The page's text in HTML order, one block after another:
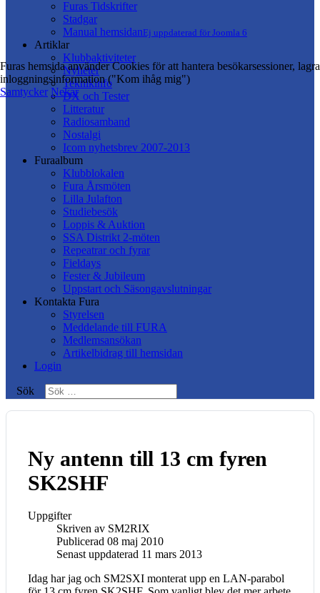
Furas Tidskrifter
Stadgar
Manual hemsidanEj uppdaterad för Joomla 6
Artiklar
Klubbaktiviteter
Nyheter
Teknikinfo
DX och Tester
Litteratur
Radiosamband
Nostalgi
Icom nyhetsbrev 2007-2013
Furaalbum
Klubblokalen
Fura Årsmöten
Lilla Julafton
Studiebesök
Loppis & Auktion
SSA Distrikt 2-möten
Repeatrar och fyrar
Fieldays
Fester & Jubileum
Uppstart och Säsongavslutningar
Kontakta Fura
Styrelsen
Meddelande till FURA
Medlemsansökan
Artikelbidrag till hemsidan
Login
Sök
Ny antenn till 13 cm fyren
SK2SHF
Uppgifter
Skriven av SM2RIX
Publicerad 08 maj 2010
Senast uppdaterad 11 mars 2013
Idag har jag och SM2SXI monterat upp en LAN-parabol
Furas hemsida använder Cookies för att hantera besökarsessioner, lagra
inloggningsinformation ("Kom ihåg mig")
Samtycker Nekar